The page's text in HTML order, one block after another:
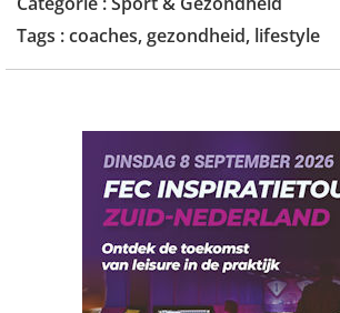
Tags :coaches,gezondheid, lifestyle